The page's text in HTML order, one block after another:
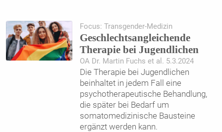
Focus: Transgender-Medizin
Geschlechtsangleichende
Therapie bei Jugendlichen
OA Dr. Martin Fuchs et al. 5.3.2024
Die Therapie bei Jugendlichen
beinhaltet in jedem Fall eine
psychotherapeutische Behandlung,
die später bei Bedarf um
somatomedizinische Bausteine
ergänzt werden kann.